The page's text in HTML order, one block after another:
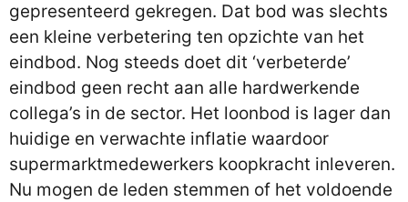
gepresenteerd gekregen. Dat bod was slechts
een kleine verbetering ten opzichte van het
eindbod. Nog steeds doet dit ‘verbeterde’
eindbod geen recht aan alle hardwerkende
collega’s in de sector. Het loonbod is lager dan
huidige en verwachte inflatie waardoor
supermarktmedewerkers koopkracht inleveren.
Nu mogen de leden stemmen of het voldoende